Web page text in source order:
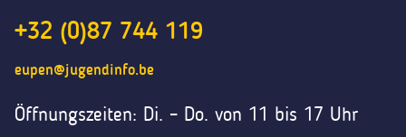
+32 (0)87 744 119
eupen@jugendinfo.be
Öffnungszeiten: Di. – Do. von 11 bis 17 Uhr